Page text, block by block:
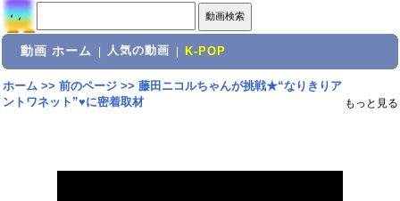
動画 ホーム 人気の動画 K-POP
ホーム>> 前のページ>> 藤田ニコルちゃんが挑戦★“なりきりア
ントワネット”♥に密着取材
もっと見る